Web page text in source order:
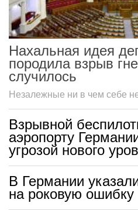
Нахальная идея
породила взрыв
случилось
Незалежные ни в чем себе
Взрывной
аэропорту
угрозой нового
В Германии
на роковую ошибку